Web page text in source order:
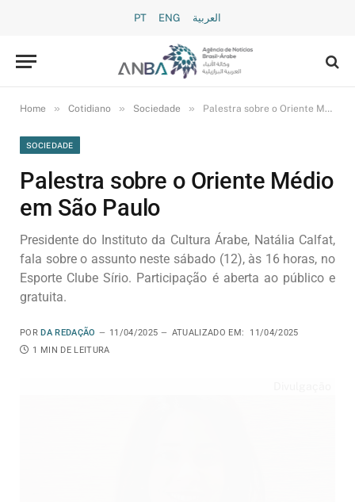
PT ENG العربية
Home » Cotidiano » Sociedade » Palestra sobre o Oriente Médio em São Paulo
SOCIEDADE
Palestra sobre o Oriente Médio
em São Paulo
Presidente do Instituto da Cultura Árabe, Natália Calfat,
fala sobre o assunto neste sábado (12), às 16 horas, no
Esporte Clube Sírio. Participação é aberta ao público e
gratuita.
POR DA REDAÇÃO 11/04/2025 ATUALIZADO EM:
11/04/2025
1 MIN DE LEITURA